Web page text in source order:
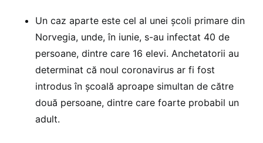
Un caz aparte este cel al unei școli primare din
Norvegia, unde, în iunie, s-au infectat 40 de
persoane, dintre care 16 elevi. Anchetatorii au
determinat că noul coronavirus ar fi fost
introdus în școală aproape simultan de către
două persoane, dintre care foarte probabil un
adult.